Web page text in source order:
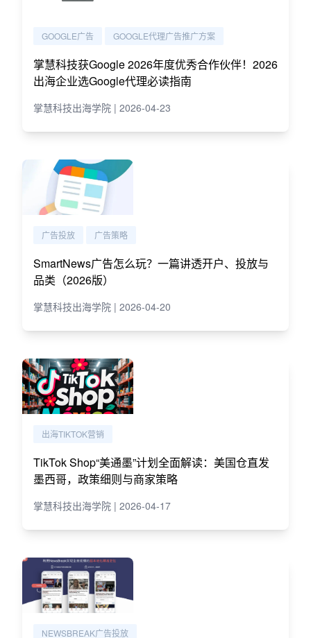
GOOGLE广告 GOOGLE代理广告推广方案
掌慧科技获Google 2026年度优秀合作伙伴！2026
出海企业选Google代理必读指南
掌慧科技出海学院 | 2026-04-23
广告投放 广告策略
SmartNews广告怎么玩？一篇讲透开户、投放与
品类（2026版）
掌慧科技出海学院 | 2026-04-20
出海TIKTOK营销
TikTok Shop“美通墨”计划全面解读：美国仓直发
墨西哥，政策细则与商家策略
掌慧科技出海学院 | 2026-04-17
NEWSBREAK广告投放